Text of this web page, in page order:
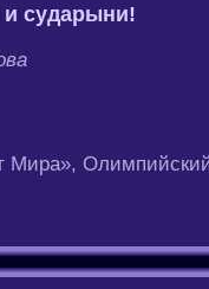
сударыни!